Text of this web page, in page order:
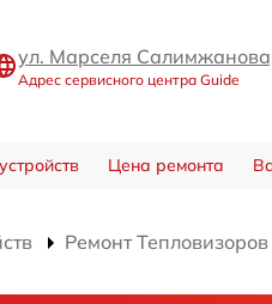
ул. Марселя
Адрес сервисного центра Guide
Цена ремонта
Ремонт Тепловизоров